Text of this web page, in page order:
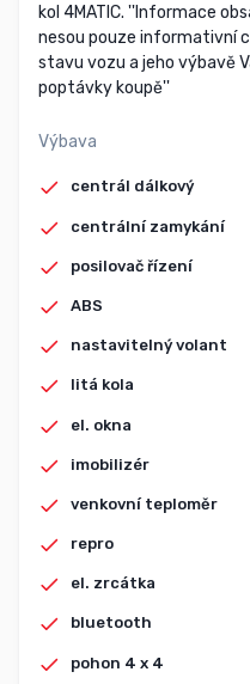
kol 4MATIC. ''Informace
nesou pouze informativní
stavu vozu a jeho výbavě
poptávky koupě''
Výbava
centrál dálkový
centrální zamykání
posilovač řízení
ABS
nastavitelný volant
litá kola
el. okna
imobilizér
venkovní teploměr
repro
el. zrcátka
bluetooth
pohon 4 x 4